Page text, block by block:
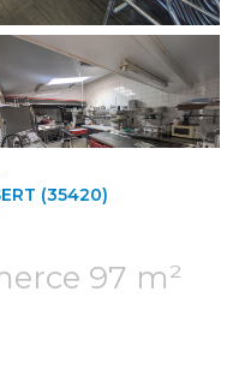
(35420)
Fonds de commerce 97 m²